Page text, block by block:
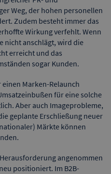
Weg, der hohen personellen
Zudem besteht immer das
Wirkung verfehlt. Wenn
nicht anschlägt, wird die
erreicht und das
sogar Kunden.
Marken-Relaunch
für eine solche
Aber auch Imageprobleme,
geplante Erschließung neuer
Märkte können
angenommen
positioniert. Im B2B-